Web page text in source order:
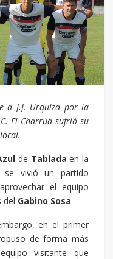
a J.J. Urquiza por la
El Charrúa sufrió su
de Tablada en la
se vivió un partido
el equipo
del Gabino Sosa.
en el primer
de forma más
visitante que